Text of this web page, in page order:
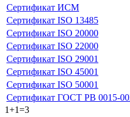
Сертификат ИСМ
Сертификат ISO 13485
Сертификат ISO 20000
Сертификат ISO 22000
Сертификат ISO 29001
Сертификат ISO 45001
Сертификат ISO 50001
Сертификат ГОСТ РВ 0015-
1+1=3